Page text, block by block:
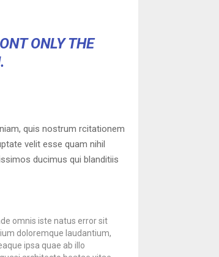
ONLY THE
quis nostrum rcitationem
velit esse quam nihil
ducimus qui blanditiis
omnis iste natus error sit
doloremque laudantium,
ipsa quae ab illo